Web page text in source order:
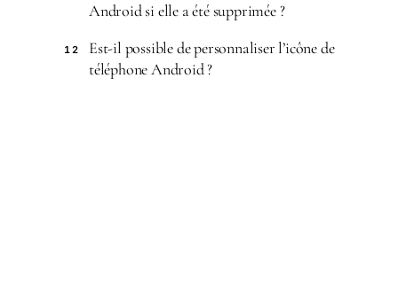
Android si elle a été supprimée ?
12
Est-il possible de personnaliser l’icône de
téléphone Android ?